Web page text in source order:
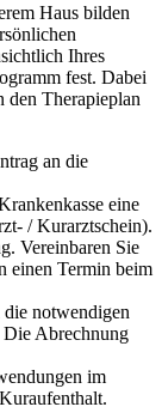
Haus bilden
Ihres
fest. Dabei
den Therapieplan
an die
eine
/ Kurarztschein).
Vereinbaren Sie
einen Termin beim
notwendigen
Die Abrechnung
im